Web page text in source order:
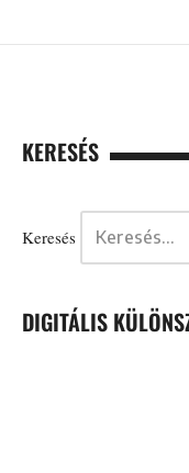
KERESÉS
Keresés
DIGITÁLIS